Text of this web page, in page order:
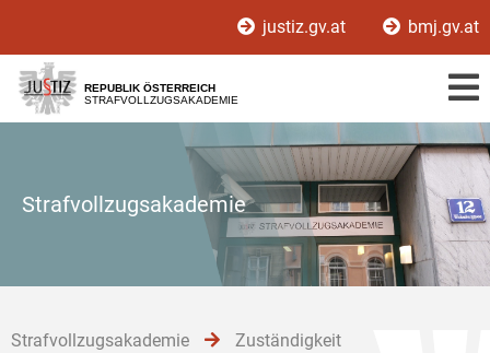
[1]
[2]
[3]
justiz.gv.at bmj.gv.at
REPUBLIK ÖSTERREICH
STRAFVOLLZUGSAKADEMIE
Strafvollzugsakademie
Strafvollzugsakademie Zuständigkeit